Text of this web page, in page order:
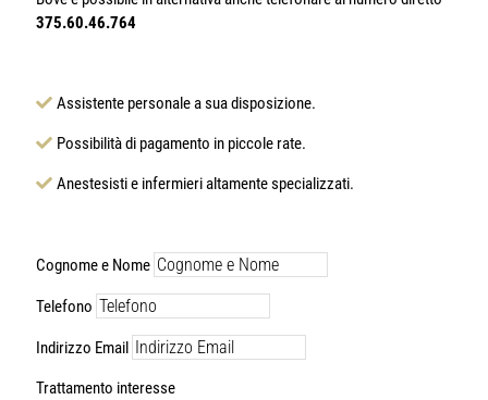
375.60.46.764
Assistente personale a sua disposizione.
Possibilità di pagamento in piccole rate.
Anestesisti e infermieri altamente specializzati.
Cognome e Nome
Telefono
Indirizzo Email
Trattamento interesse